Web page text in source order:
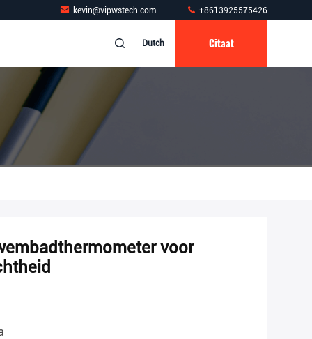
kevin@vipwstech.com +8613925575426
Dutch Citaat
voor